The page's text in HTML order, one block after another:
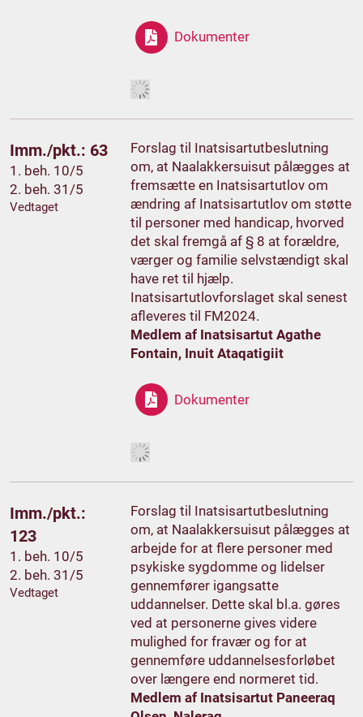
Dokumenter
Imm./pkt.: 63
1. beh. 10/5
2. beh. 31/5
Vedtaget
Forslag til Inatsisartutbeslutning
om, at Naalakkersuisut pålægges at
fremsætte en Inatsisartutlov om
ændring af Inatsisartutlov om støtte
til personer med handicap, hvorved
det skal fremgå af § 8 at forældre,
værger og familie selvstændigt skal
have ret til hjælp.
Inatsisartutlovforslaget skal senest
afleveres til FM2024.
Medlem af Inatsisartut Agathe
Fontain, Inuit Ataqatigiit
Dokumenter
Imm./pkt.:
123
1. beh. 10/5
2. beh. 31/5
Vedtaget
Forslag til Inatsisartutbeslutning
om, at Naalakkersuisut pålægges at
arbejde for at flere personer med
psykiske sygdomme og lidelser
gennemfører igangsatte
uddannelser. Dette skal bl.a. gøres
ved at personerne gives videre
mulighed for fravær og for at
gennemføre uddannelsesforløbet
over længere end normeret tid.
Medlem af Inatsisartut Paneeraq